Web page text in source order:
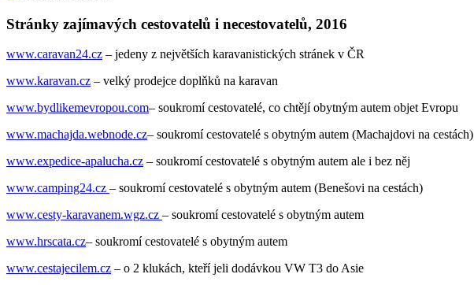
Stránky zajímavých cestovatelů i necestovatelů, 2016
www.caravan24.cz – jedeny z největších karavanistických stránek v ČR
www.karavan.cz – velký prodejce doplňků na karavan
www.bydlikemevropou.com– soukromí cestovatelé, co chtějí obytným autem objet Evropu
www.machajda.webnode.cz– soukromí cestovatelé s obytným autem (Machajdovi na cestách)
www.expedice-apalucha.cz – soukromí cestovatelé s obytným autem ale i bez něj
www.camping24.cz – soukromí cestovatelé s obytným autem (Benešovi na cestách)
www.cesty-karavanem.wgz.cz – soukromí cestovatelé s obytným autem
www.hrscata.cz– soukromí cestovatelé s obytným autem
www.cestajecilem.cz – o 2 klukách, kteří jeli dodávkou VW T3 do Asie